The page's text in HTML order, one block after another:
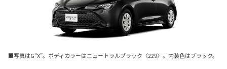
■写真はG“X”。ボディカラーはニュートラルブラック〈229〉。内装色はブラック。